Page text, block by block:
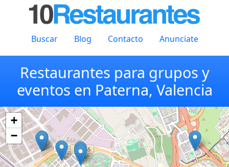
Buscar Blog Contacto Anunciate
Restaurantes para grupos y
eventos en Paterna, Valencia
+
−